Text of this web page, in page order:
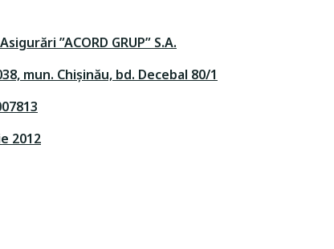
”ACORD GRUP” S.A.
mun. Chișinău, bd. Decebal 80/1
2012